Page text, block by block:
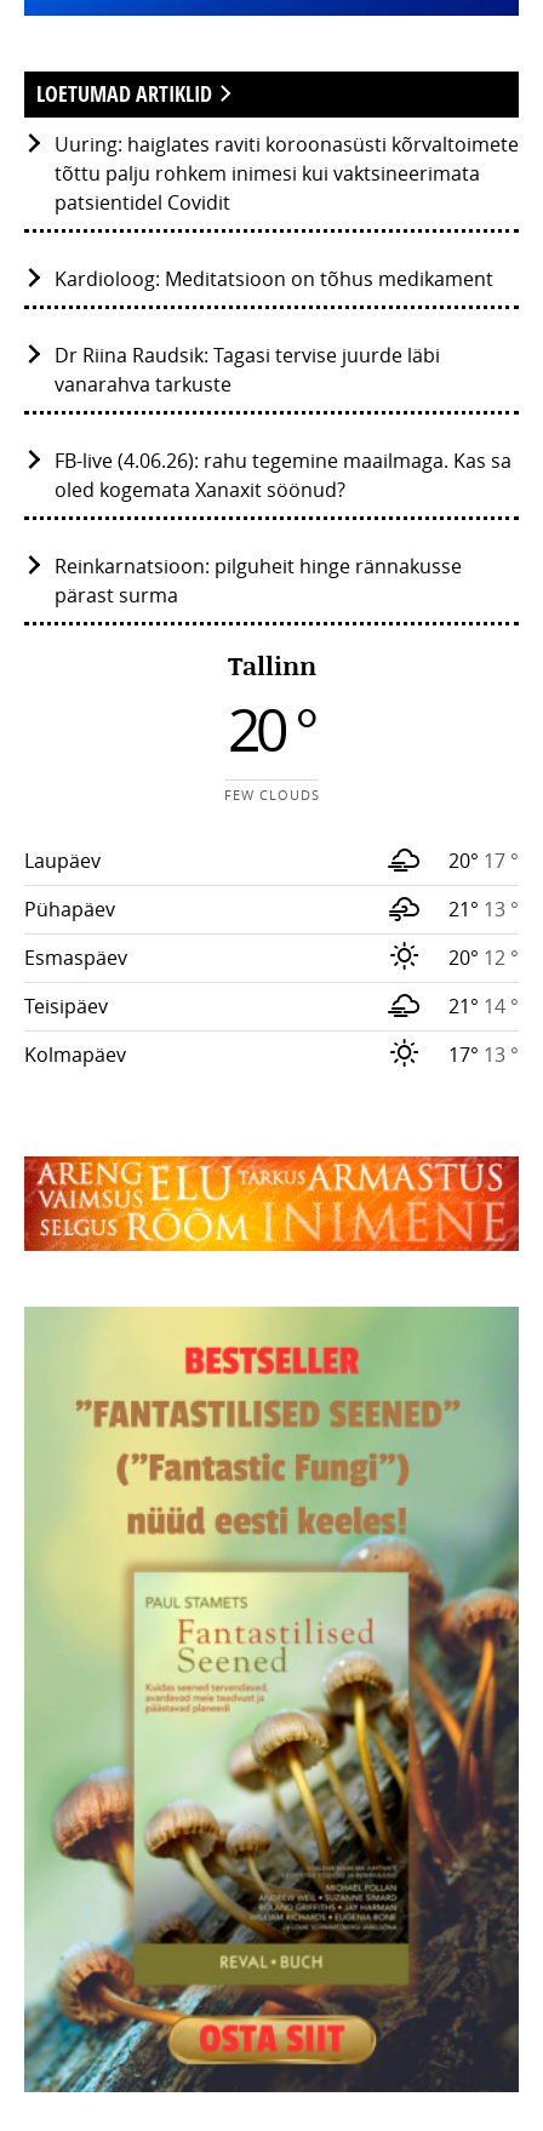
LOETUMAD ARTIKLID
Uuring: haiglates raviti koroonasüsti kõrvaltoimete
tõttu palju rohkem inimesi kui vaktsineerimata
patsientidel Covidit
Kardioloog: Meditatsioon on tõhus medikament
Dr Riina Raudsik: Tagasi tervise juurde läbi
vanarahva tarkuste
FB-live (4.06.26): rahu tegemine maailmaga. Kas sa
oled kogemata Xanaxit söönud?
Reinkarnatsioon: pilguheit hinge rännakusse
pärast surma
Tallinn
20 °
FEW CLOUDS
Laupäev 20° 17 °
Pühapäev
21° 13 °
Esmaspäev
20° 12 °
Teisipäev
21° 14 °
Kolmapäev
17° 13 °